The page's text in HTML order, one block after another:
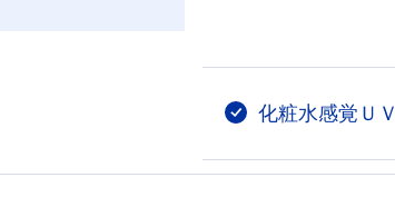
化粧水感覚ＵＶ